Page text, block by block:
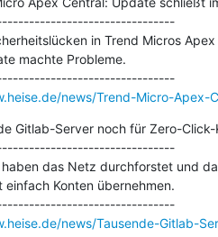
in Trend Micros
machte Probleme.
---------------------------------------------
news/Trend-Micro-Apex-
Gitlab-Server noch für Zero-
haben das Netz durchforstet und
einfach Konten übernehmen.
---------------------------------------------
news/Tausende-Gitlab-